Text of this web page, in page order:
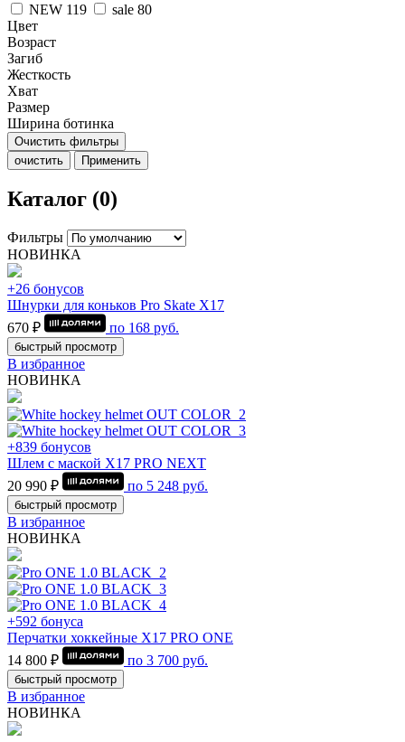
NEW 119 sale 80
Цвет
Возраст
Загиб
Жесткость
Хват
Размер
Ширина ботинка
Очистить фильтры
очистить
Применить
Каталог (0)
Фильтры
НОВИНКА
+26 бонусов
Шнурки для коньков Pro Skate Х17
670 ₽
по 168 руб.
быстрый просмотр
В избранное
НОВИНКА
+839 бонусов
Шлем с маской Х17 PRO NEXT
20 990 ₽
по 5 248 руб.
быстрый просмотр
В избранное
НОВИНКА
+592 бонуса
Перчатки хоккейные Х17 PRO ONE
14 800 ₽
по 3 700 руб.
быстрый просмотр
В избранное
НОВИНКА